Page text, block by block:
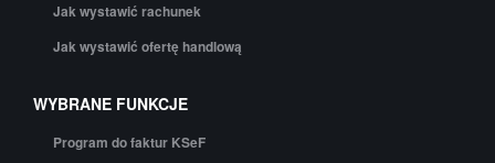
Jak wystawić rachunek
Jak wystawić ofertę handlową
WYBRANE FUNKCJE
Program do faktur KSeF